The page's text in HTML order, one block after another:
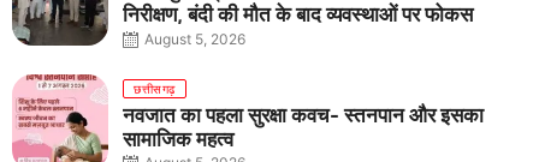
निरीक्षण, बंदी की मौत के बाद व्यवस्थाओं पर फोकस
August 5, 2026
छत्तीसगढ़
नवजात का पहला सुरक्षा कवच- स्तनपान और इसका
सामाजिक महत्व